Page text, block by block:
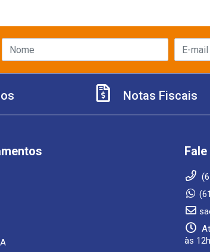
Notas Fiscais
às